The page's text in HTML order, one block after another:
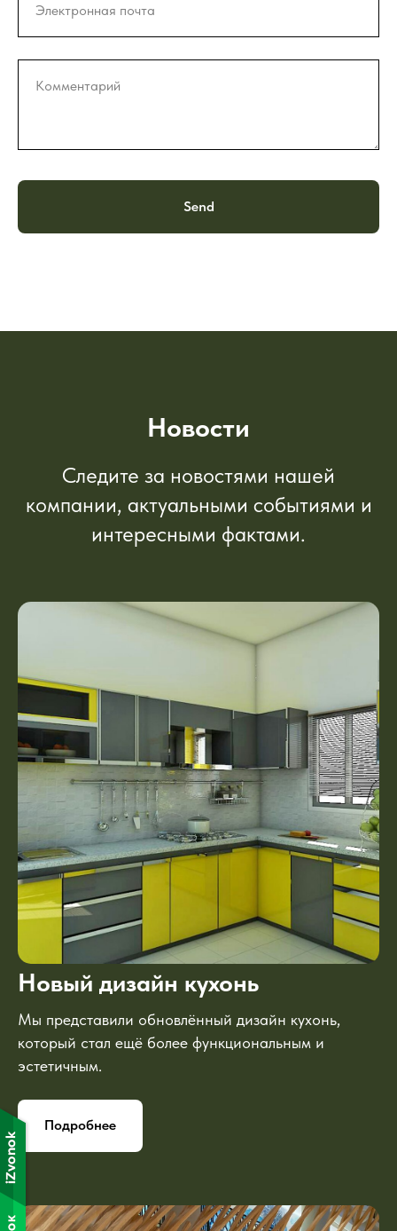
Электронная почта
Комментарий
Send
Новости
Следите за новостями нашей
компании, актуальными событиями и
интересными фактами.
Новый дизайн кухонь
Мы представили обновлённый дизайн кухонь,
который стал ещё более функциональным и
эстетичным.
Подробнее